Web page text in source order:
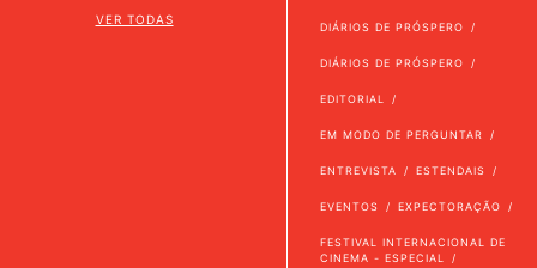
VER TODAS
DIÁRIOS DE PRÓSPERO
DIÁRIOS DE PRÓSPERO
EDITORIAL
EM MODO DE PERGUNTAR
ENTREVISTA ESTENDAIS
EVENTOS EXPECTORAÇÃO
FESTIVAL INTERNACIONAL DE
CINEMA - ESPECIAL